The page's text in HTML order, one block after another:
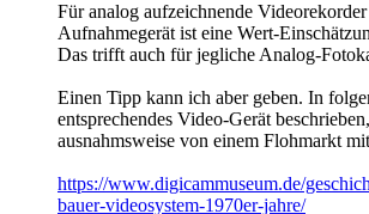
Für analog aufzeichnende
Aufnahmegerät ist eine Wert-
Das trifft auch für jegliche Analog-
Einen Tipp kann ich aber geben. In
entsprechendes Video-Gerät
ausnahmsweise von einem Flohmarkt
https://www.digicammuseum.de/
bauer-videosystem-1970er-jahre/